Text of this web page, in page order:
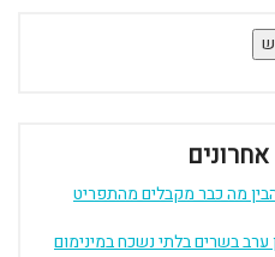
מה כבר מקבלים מהתפריט
בשרים בלתי נשכח במינימום